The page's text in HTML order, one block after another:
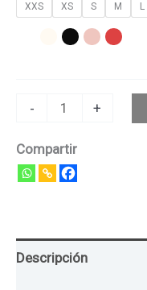
XXS XS S M L
- +
Compartir
Descripción